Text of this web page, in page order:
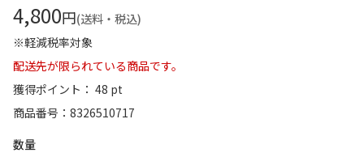
4,800円(送料・税込)
※軽減税率対象
配送先が限られている商品です。
獲得ポイント： 48 pt
商品番号
8326510717
数量